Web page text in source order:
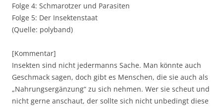
Folge 4: Schmarotzer und Parasiten
Folge 5: Der Insektenstaat
(Quelle: polyband)
[Kommentar]
Insekten sind nicht jedermanns Sache. Man könnte auch
Geschmack sagen, doch gibt es Menschen, die sie auch als
„Nahrungsergänzung“ zu sich nehmen. Wer sie scheut und
nicht gerne anschaut, der sollte sich nicht unbedingt diese